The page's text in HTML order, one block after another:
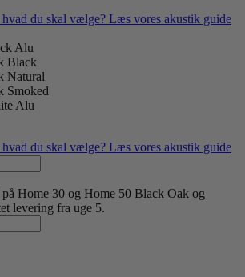
du skal vælge? Læs vores akustik guide
Alu
Black
Natural
Smoked
Alu
du skal vælge? Læs vores akustik guide
Home 30 og Home 50 Black Oak og
levering fra uge 5.